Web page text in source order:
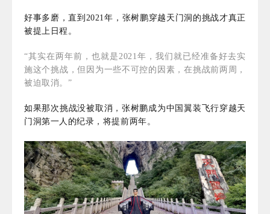
好事多磨，直到2021年，张树鹏穿越天门洞的挑战才真正
被提上日程。
“其实在两年前，也就是2021年，我们就已经准备好去实
施这个挑战，但因为一些不可控的因素，在挑战前两周，
被迫取消。”
如果那次挑战没被取消，张树鹏成为中国翼装飞行穿越天
门洞第一人的纪录 ，将提前两年。